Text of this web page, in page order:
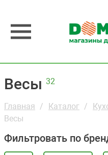
Весы 32
Главная Каталог
Весы
Фильтровать по